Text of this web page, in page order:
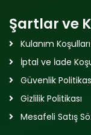
Şartlar ve
Kulanım Koşulları
İptal ve İade
Güvenlik
Gizlilik Politikası
Mesafeli Satış